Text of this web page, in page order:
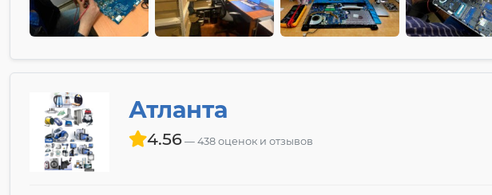
Атланта
4.56 438 оценок и отзывов